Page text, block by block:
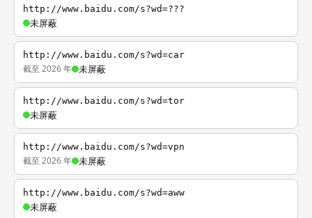
http://www.baidu.com/s?wd=???
未屏蔽
http://www.baidu.com/s?wd=car
截至 2026 年 未屏蔽
http://www.baidu.com/s?wd=tor
未屏蔽
http://www.baidu.com/s?wd=vpn
截至 2026 年 未屏蔽
http://www.baidu.com/s?wd=aww
未屏蔽